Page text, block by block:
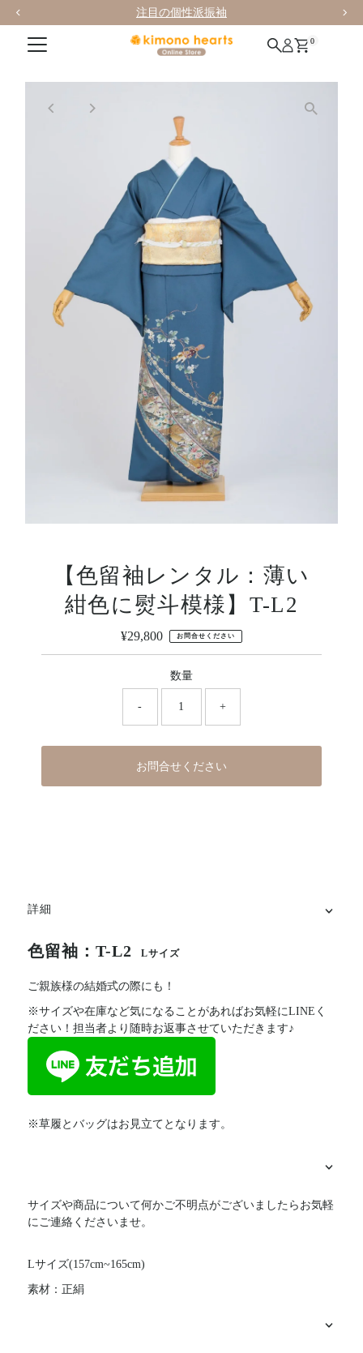
注目の個性派振袖
0
【色留袖レンタル：薄い
紺色に熨斗模様】T-L2
定
価
¥29,800 お問合せください
数量
- +
お問合せください
詳細
色留袖：T-L2 Lサイズ
ご親族様の結婚式の際にも！
※サイズや在庫など気になることがあればお気軽にLINEく
ださい！担当者より随時お返事させていただきます♪
※草履とバッグはお見立てとなります。
サイズや商品について何かご不明点がございましたらお気軽
にご連絡くださいませ。
Lサイズ(157cm~165cm)
素材：正絹